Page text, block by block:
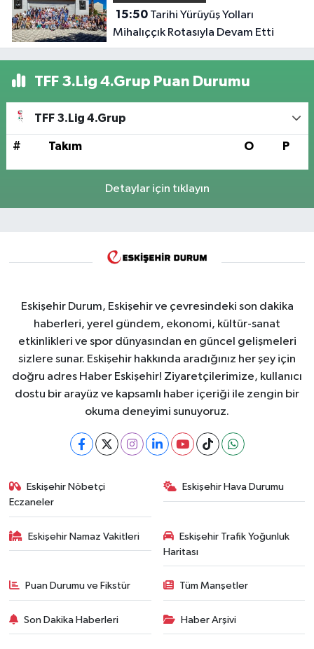
15:50Tarihi Yürüyüş Yolları
Mihalıççık Rotasıyla Devam Etti
TFF 3.Lig 4.Grup Puan Durumu
TFF 3.Lig 4.Grup
# Takım O P
Detaylar için tıklayın
Eskişehir Durum, Eskişehir ve çevresindeki son dakika
haberleri, yerel gündem, ekonomi, kültür-sanat
etkinlikleri ve spor dünyasından en güncel gelişmeleri
sizlere sunar. Eskişehir hakkında aradığınız her şey için
doğru adres Haber Eskişehir! Ziyaretçilerimize, kullanıcı
dostu bir arayüz ve kapsamlı haber içeriği ile zengin bir
okuma deneyimi sunuyoruz.
Eskişehir Nöbetçi
Eczaneler
Eskişehir Hava Durumu
Eskişehir Namaz Vakitleri
Eskişehir Trafik Yoğunluk
Haritası
Puan Durumu ve Fikstür Tüm Manşetler
Son Dakika Haberleri Haber Arşivi